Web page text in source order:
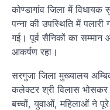
कोण्डागांव जिला में
पन्ना की उपस्थिति में पलारी
गई। पूर्व सैनिकों का
आकर्षण रहा।
सरगुजा जिला मुख्यालय
कलेक्टर श्री विलास भोसकर
बच्चों, युवाओं, महिलाओं ने